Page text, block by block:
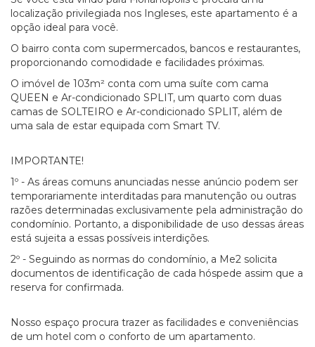
localização privilegiada nos Ingleses, este apartamento é a
opção ideal para você.
O bairro conta com supermercados, bancos e restaurantes,
proporcionando comodidade e facilidades próximas.
O imóvel de 103m² conta com uma suíte com cama
QUEEN e Ar-condicionado SPLIT, um quarto com duas
camas de SOLTEIRO e Ar-condicionado SPLIT, além de
uma sala de estar equipada com Smart TV.
IMPORTANTE!
1º - As áreas comuns anunciadas nesse anúncio podem ser
temporariamente interditadas para manutenção ou outras
razões determinadas exclusivamente pela administração do
condomínio. Portanto, a disponibilidade de uso dessas áreas
está sujeita a essas possíveis interdições.
2º - Seguindo as normas do condomínio, a Me2 solicita
documentos de identificação de cada hóspede assim que a
reserva for confirmada.
Nosso espaço procura trazer as facilidades e conveniências
de um hotel com o conforto de um apartamento.